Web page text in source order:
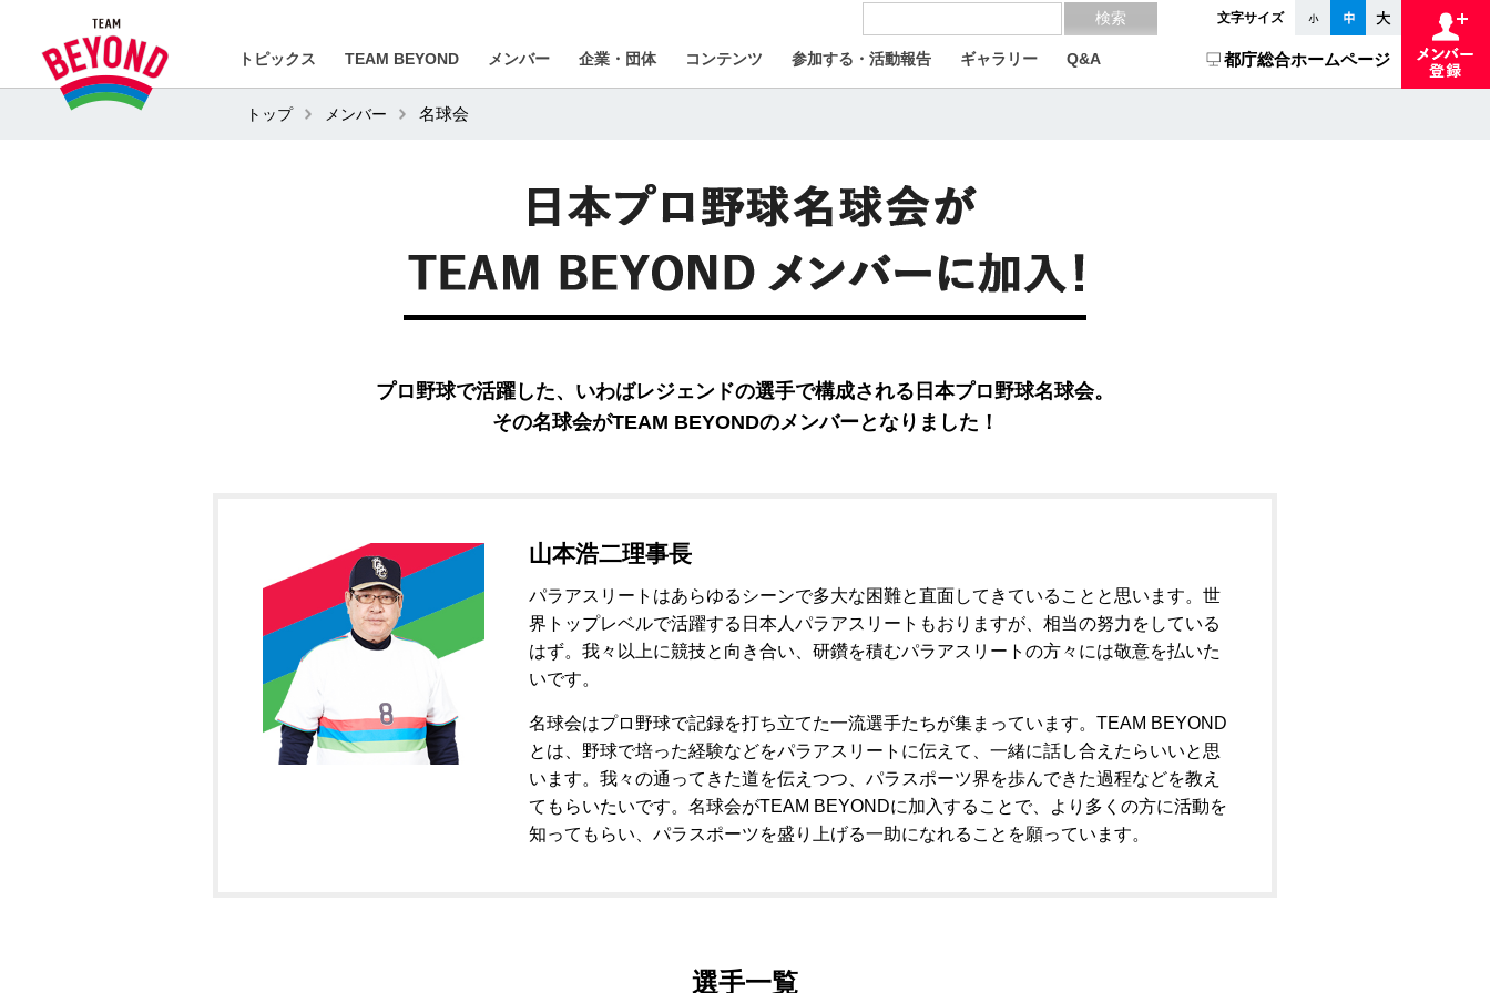
文字サイズ
トピックス TEAM BEYOND メンバー 企業・団体 コンテンツ 参加する・活動報告 ギャラリー Q&A 都庁総合ホームページ
トップ メンバー 名球会
プロ野球で活躍した、いわばレジェンドの選手で構成される日本プロ野球名球会。
その名球会がTEAM BEYONDのメンバーとなりました！
山本浩二理事長
パラアスリートはあらゆるシーンで多大な困難と直面してきていることと思います。世
界トップレベルで活躍する日本人パラアスリートもおりますが、相当の努力をしている
はず。我々以上に競技と向き合い、研鑽を積むパラアスリートの方々には敬意を払いた
いです。
名球会はプロ野球で記録を打ち立てた一流選手たちが集まっています。TEAM BEYOND
とは、野球で培った経験などをパラアスリートに伝えて、一緒に話し合えたらいいと思
います。我々の通ってきた道を伝えつつ、パラスポーツ界を歩んできた過程などを教え
てもらいたいです。名球会がTEAM BEYONDに加入することで、より多くの方に活動を
知ってもらい、パラスポーツを盛り上げる一助になれることを願っています。
選手一覧